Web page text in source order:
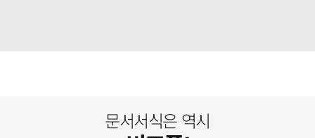
문서서식은 역시